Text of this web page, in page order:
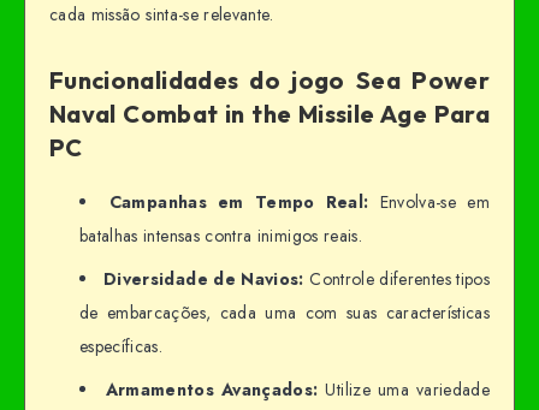
cada missão sinta-se relevante.
Funcionalidades do jogo Sea Power
Naval Combat in the Missile Age Para
PC
Campanhas em Tempo Real: Envolva-se em
batalhas intensas contra inimigos reais.
Diversidade de Navios: Controle diferentes tipos
de embarcações, cada uma com suas características
específicas.
Armamentos Avançados: Utilize uma variedade